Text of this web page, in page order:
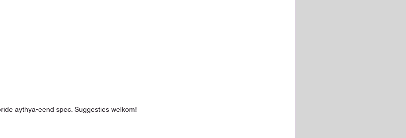
aythya-eend spec. Suggesties welkom!